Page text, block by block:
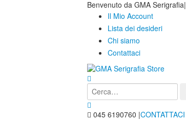
Benvenuto da GMA Serigrafia|
Il Mio Account
Lista dei desideri
Chi siamo
Contattaci
045 6190760 |CONTATTACI